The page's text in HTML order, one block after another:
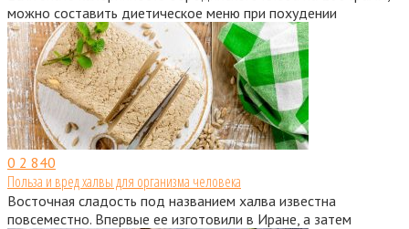
можно составить диетическое меню при похудении
0 2 840
Польза и вред халвы для организма человека
Восточная сладость под названием халва известна
повсеместно. Впервые ее изготовили в Иране, а затем